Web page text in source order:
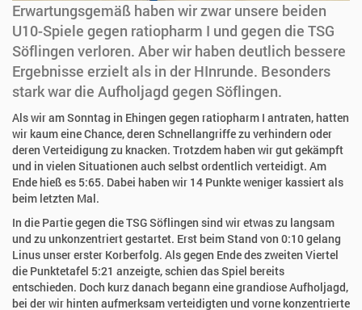
Erwartungsgemäß haben wir zwar unsere beiden
U10-Spiele gegen ratiopharm I und gegen die TSG
Söflingen verloren. Aber wir haben deutlich bessere
Ergebnisse erzielt als in der HInrunde. Besonders
stark war die Aufholjagd gegen Söflingen.
Als wir am Sonntag in Ehingen gegen ratiopharm I antraten, hatten
wir kaum eine Chance, deren Schnellangriffe zu verhindern oder
deren Verteidigung zu knacken. Trotzdem haben wir gut gekämpft
und in vielen Situationen auch selbst ordentlich verteidigt. Am
Ende hieß es 5:65. Dabei haben wir 14 Punkte weniger kassiert als
beim letzten Mal.
In die Partie gegen die TSG Söflingen sind wir etwas zu langsam
und zu unkonzentriert gestartet. Erst beim Stand von 0:10 gelang
Linus unser erster Korberfolg. Als gegen Ende des zweiten Viertel
die Punktetafel 5:21 anzeigte, schien das Spiel bereits
entschieden. Doch kurz danach begann eine grandiose Aufholjagd,
bei der wir hinten aufmerksam verteidigten und vorne konzentrierte